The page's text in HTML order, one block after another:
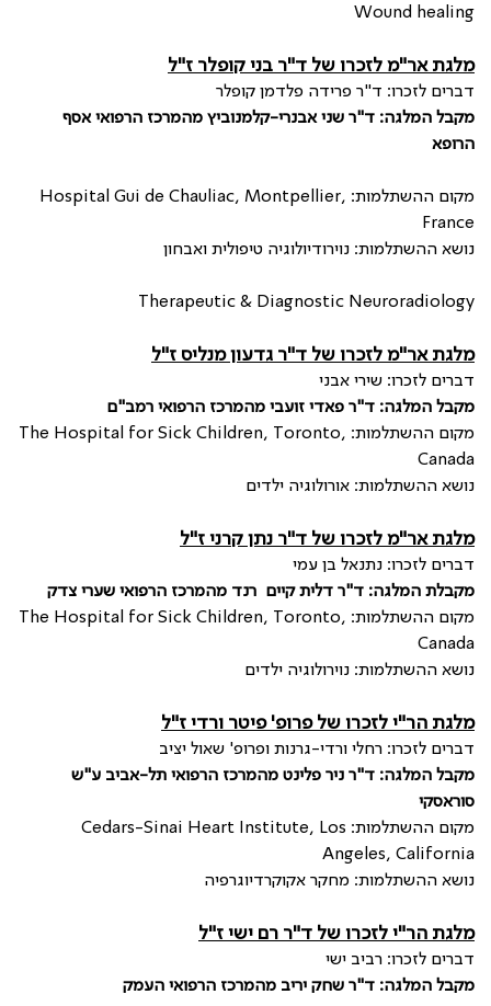
Wound healing
מלגת אר"מ לזכרו של ד"ר בני קופלר ז"ל
דברים לזכרו: ד"ר פרידה פלדמן קופלר
מקבל המלגה: ד"ר שני אבנרי-קלמנוביץ מהמרכז הרפואי אסף
הרופא
מקום ההשתלמות: Hospital Gui de Chauliac, Montpellier,
France
נושא ההשתלמות: נוירודיולוגיה טיפולית ואבחון
Therapeutic & Diagnostic Neuroradiology
מלגת אר"מ לזכרו של ד"ר גדעון מנליס ז"ל
דברים לזכרו: שירי אבני
מקבל המלגה: ד"ר פאדי זועבי מהמרכז הרפואי רמב"ם
מקום ההשתלמות: The Hospital for Sick Children, Toronto,
Canada
נושא ההשתלמות: אורולוגיה ילדים
מלגת אר"מ לזכרו של ד"ר נתן קרני ז"ל
דברים לזכרו: נתנאל בן עמי
מקבלת המלגה: ד"ר דלית קיים רנד מהמרכז הרפואי שערי צדק
מקום ההשתלמות: The Hospital for Sick Children, Toronto,
Canada
נושא ההשתלמות: נוירולוגיה ילדים
מלגת הר"י לזכרו של פרופ' פיטר ורדי ז"ל
דברים לזכרו: רחלי ורדי-גרנות ופרופ' שאול יציב
מקבל המלגה: ד"ר ניר פלינט מהמרכז הרפואי תל-אביב ע"ש
סוראסקי
מקום ההשתלמות: Cedars-Sinai Heart Institute, Los
Angeles, California
נושא ההשתלמות: מחקר אקוקרדיוגרפיה
מלגת הר"י לזכרו של ד"ר רם ישי ז"ל
דברים לזכרו: רביב ישי
מקבל המלגה: ד"ר שחק יריב מהמרכז הרפואי העמק